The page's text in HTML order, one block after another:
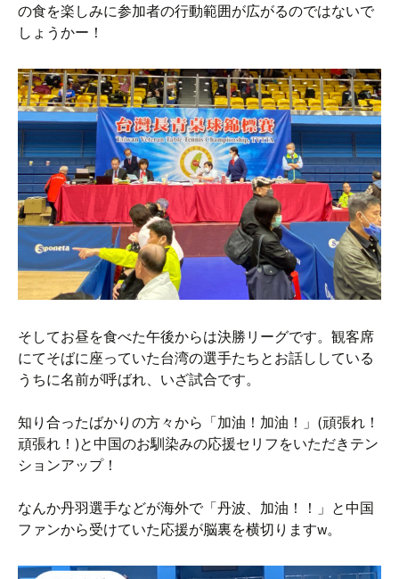
の食を楽しみに参加者の行動範囲が広がるのではないで
しょうかー！
そしてお昼を食べた午後からは決勝リーグです。観客席
にてそばに座っていた台湾の選手たちとお話ししている
うちに名前が呼ばれ、いざ試合です。
知り合ったばかりの方々から「加油！加油！」(頑張れ！
頑張れ！)と中国のお馴染みの応援セリフをいただきテン
ションアップ！
なんか丹羽選手などが海外で「丹波、加油！！」と中国
ファンから受けていた応援が脳裏を横切りますw。